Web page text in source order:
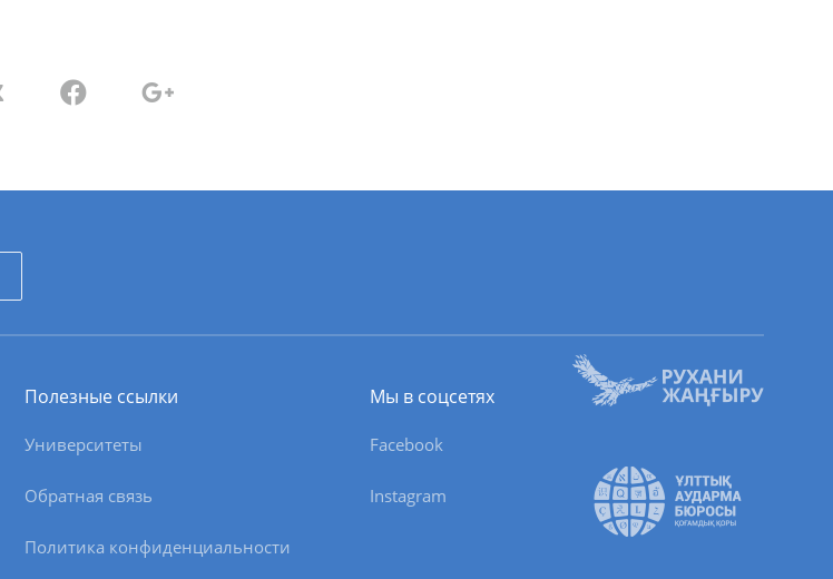
Полезные ссылки
Университеты
Обратная связь
Политика конфиденциальности
Мы в соцсетях
Facebook
Instagram